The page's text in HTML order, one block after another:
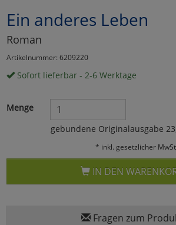
Ein anderes Leben
Roman
Artikelnummer: 6209220
Sofort lieferbar - 2-6 Werktage
Menge
gebundene Originalausgabe
* inkl. gesetzlicher
IN DEN
Fragen zum
Marketing
Umfragetools
Cookies
Alle Akzeptieren
Cookies
Einstellungen
zurückzu